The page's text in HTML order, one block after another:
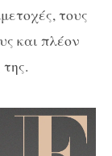
τους
και πλέον